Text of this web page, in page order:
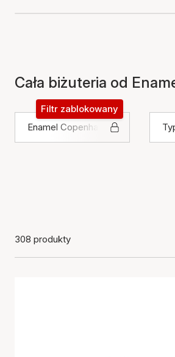
Cała biżuteria od
Enamel Copenhagen
Filtr zablokowany
308 produkty